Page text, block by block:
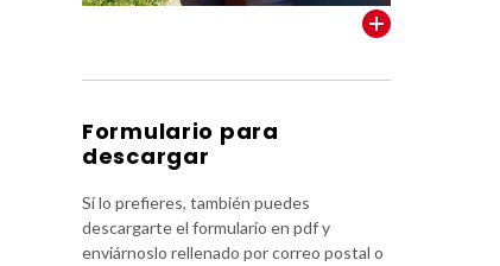
Formulario para
descargar
Si lo prefieres, también puedes
descargarte el formulario en pdf y
enviárnoslo rellenado por correo postal o